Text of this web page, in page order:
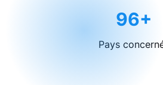
96+
Pays